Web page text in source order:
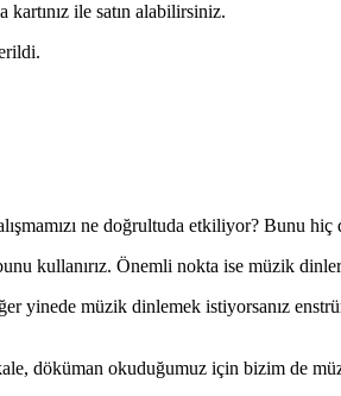
ile satın alabilirsiniz.
ne doğrultuda etkiliyor? Bunu hiç
kullanırız. Önemli nokta ise müzik
yinede müzik dinlemek istiyorsanız
döküman okuduğumuz için bizim de